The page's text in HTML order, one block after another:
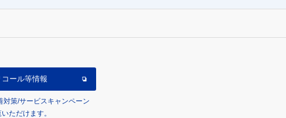
コール等情報
対策/サービスキャンペーン
ただけます。